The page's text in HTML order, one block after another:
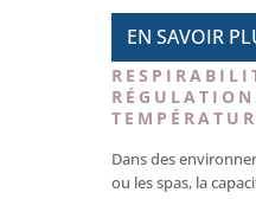
EN SAVOIR
Dans des
ou les spas, la